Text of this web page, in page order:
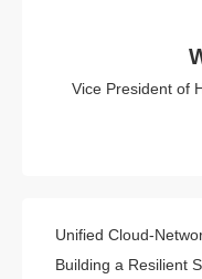
Vice President of
Unified Cloud-
Building a Resilient